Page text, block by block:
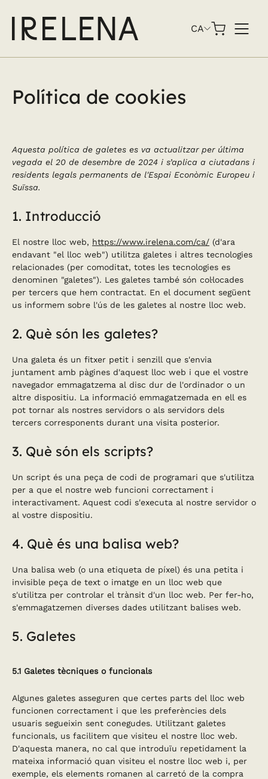
content
CA
Política de cookies
Aquesta política de galetes es va actualitzar per última
vegada el 20 de desembre de 2024 i s’aplica a ciutadans i
residents legals permanents de l'Espai Econòmic Europeu i
Suïssa.
1. Introducció
El nostre lloc web, https://www.irelena.com/ca/ (d'ara
endavant "el lloc web") utilitza galetes i altres tecnologies
relacionades (per comoditat, totes les tecnologies es
denominen "galetes"). Les galetes també són col·locades
per tercers que hem contractat. En el document següent
us informem sobre l'ús de les galetes al nostre lloc web.
2. Què són les galetes?
Una galeta és un fitxer petit i senzill que s'envia
juntament amb pàgines d'aquest lloc web i que el vostre
navegador emmagatzema al disc dur de l'ordinador o un
altre dispositiu. La informació emmagatzemada en ell es
pot tornar als nostres servidors o als servidors dels
tercers corresponents durant una visita posterior.
3. Què són els scripts?
Un script és una peça de codi de programari que s'utilitza
per a que el nostre web funcioni correctament i
interactivament. Aquest codi s'executa al nostre servidor o
al vostre dispositiu.
4. Què és una balisa web?
Una balisa web (o una etiqueta de píxel) és una petita i
invisible peça de text o imatge en un lloc web que
s'utilitza per controlar el trànsit d'un lloc web. Per fer-ho,
s'emmagatzemen diverses dades utilitzant balises web.
5. Galetes
5.1 Galetes tècniques o funcionals
Algunes galetes asseguren que certes parts del lloc web
funcionen correctament i que les preferències dels
usuaris segueixin sent conegudes. Utilitzant galetes
funcionals, us facilitem que visiteu el nostre lloc web.
D'aquesta manera, no cal que introduïu repetidament la
mateixa informació quan visiteu el nostre lloc web i, per
exemple, els elements romanen al carretó de la compra